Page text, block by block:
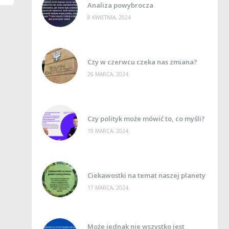
Analiza powybrocza
8 KWIETNIA, 2024
Czy w czerwcu czeka nas zmiana?
26 MARCA, 2024
Czy polityk może mówić to, co myśli?
19 MARCA, 2024
Ciekawostki na temat naszej planety
17 MARCA, 2024
Może jednak nie wszystko jest